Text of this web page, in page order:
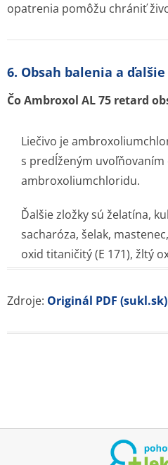
opatrenia pomôžu chrániť
6. Obsah balenia a
Čo Ambroxol AL 75 retard
Liečivo je
s predĺženým uvoľňovaním
ambroxoliumchlo­ridu.
Ďalšie zložky sú želatína,
sacharóza, šelak,
oxid titaničitý (E 171), žltý
Zdroje: Originál PDF (sukl.sk)